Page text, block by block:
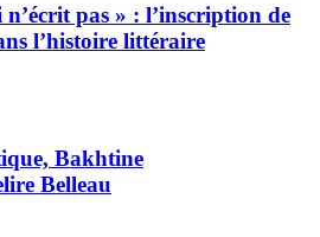
pas » : l’inscription de
l’histoire littéraire
Bakhtine
Belleau